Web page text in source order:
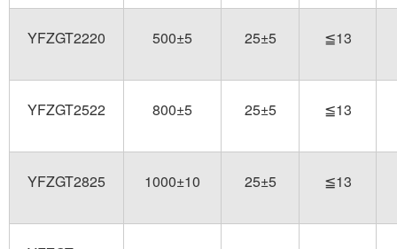
YFZGT2220 500±5 25±5 ≦13
YFZGT2522 800±5 25±5 ≦13
YFZGT2825 1000±10 25±5 ≦13